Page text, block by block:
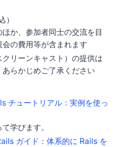
）
か、参加者同士の交流を目
会の費用等が含まれます
リーンキャスト）の提供は
あらかじめご了承ください
チュートリアル：実例を使っ
学びます。
ガイド：体系的に Rails を